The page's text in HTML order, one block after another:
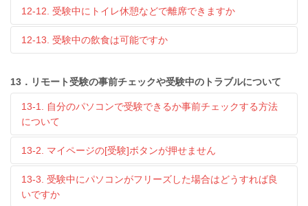
12-12. 受験中にトイレ休憩などで離席できますか
12-13. 受験中の飲食は可能ですか
13．リモート受験の事前チェックや受験中のトラブルについて
13-1. 自分のパソコンで受験できるか事前チェックする方法
について
13-2. マイページの[受験]ボタンが押せません
13-3. 受験中にパソコンがフリーズした場合はどうすれば良
いですか